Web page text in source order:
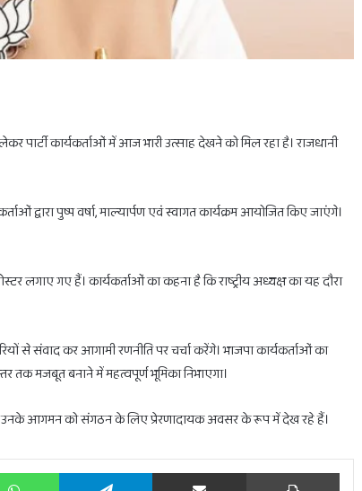
पार्टी कार्यकर्ताओं में आज भारी उत्साह देखने को मिल रहा है। राजधानी
द्वारा पुष्प वर्षा, माल्यार्पण एवं स्वागत कार्यक्रम आयोजित किए जाएंगे।
लगाए गए हैं। कार्यकर्ताओं का कहना है कि राष्ट्रीय अध्यक्ष का यह दौरा
से संवाद कर आगामी रणनीति पर चर्चा करेंगे। भाजपा कार्यकर्ताओं का
तक मजबूत बनाने में महत्वपूर्ण भूमिका निभाएगा।
उनके आगमन को संगठन के लिए प्रेरणादायक अवसर के रूप में देख रहे हैं।
WhatsApp Telegram Share via Email Print
के
1
हीहोलिका दहन के लिए मिलेगा सिर्फ 1 घंटा का ही समय